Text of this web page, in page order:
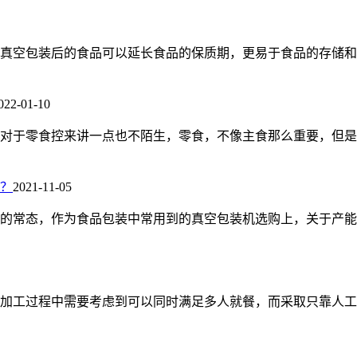
空包装后的食品可以延长食品的保质期，更易于食品的存储
01-10
于零食控来讲一点也不陌生，零食，不像主食那么重要，但
2021-11-05
常态，作为食品包装中常用到的真空包装机选购上，关于产
工过程中需要考虑到可以同时满足多人就餐，而采取只靠人